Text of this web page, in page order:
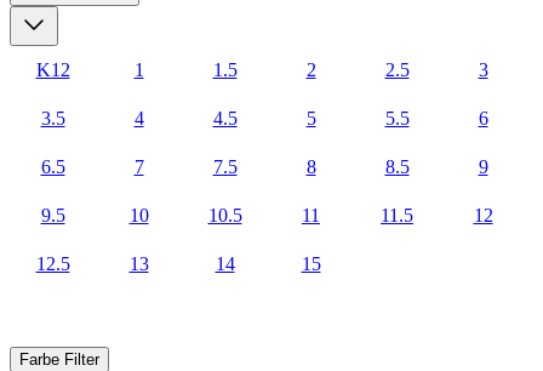
K12 1 1.5 2 2.5 3
3.5 4 4.5 5 5.5 6
6.5 7 7.5 8 8.5 9
9.5 10 10.5 11 11.5 12
12.5 13 14 15
Farbe Filter